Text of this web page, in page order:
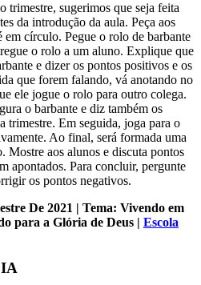
trimestre, sugerimos que seja feita
da introdução da aula. Peça aos
círculo. Pegue o rolo de barbante
o rolo a um aluno. Explique que
e dizer os pontos positivos e os
que forem falando, vá anotando no
ele jogue o rolo para outro colega.
o barbante e diz também os
trimestre. Em seguida, joga para o
Ao final, será formada uma
Mostre aos alunos e discuta pontos
apontados. Para concluir, pergunte
os pontos negativos.
De 2021 | Tema: Vivendo em
para a Glória de Deus | Escola